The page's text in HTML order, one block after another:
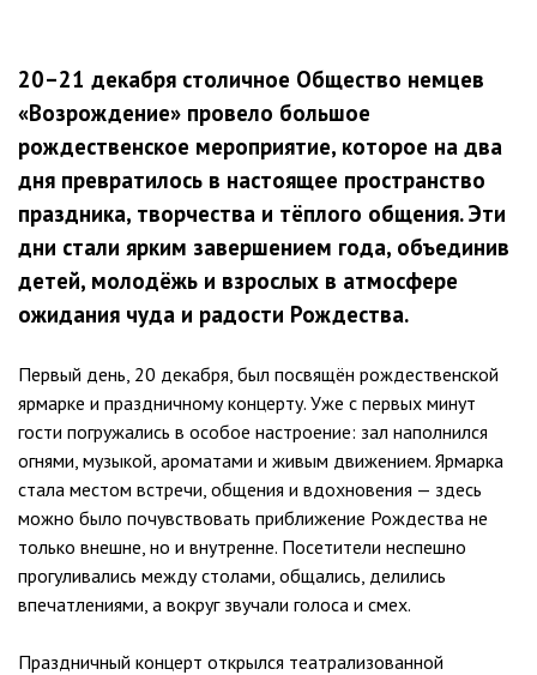
20–21 декабря столичное Общество немцев
«Возрождение» провело большое
рождественское мероприятие, которое на два
дня превратилось в настоящее пространство
праздника, творчества и тёплого общения. Эти
дни стали ярким завершением года, объединив
детей, молодёжь и взрослых в атмосфере
ожидания чуда и радости Рождества.
Первый день, 20 декабря, был посвящён рождественской
ярмарке и праздничному концерту. Уже с первых минут
гости погружались в особое настроение: зал наполнился
огнями, музыкой, ароматами и живым движением. Ярмарка
стала местом встречи, общения и вдохновения — здесь
можно было почувствовать приближение Рождества не
только внешне, но и внутренне. Посетители неспешно
прогуливались между столами, общались, делились
впечатлениями, а вокруг звучали голоса и смех.
Праздничный концерт открылся театрализованной